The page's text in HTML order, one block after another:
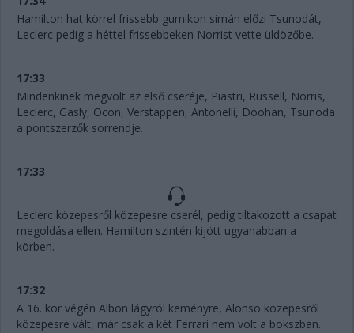
Hamilton hat körrel frissebb gumikon simán előzi Tsunodát,
Leclerc pedig a héttel frissebbeken Norrist vette üldözőbe.
17:33
Mindenkinek megvolt az első cseréje, Piastri, Russell, Norris,
Leclerc, Gasly, Ocon, Verstappen, Antonelli, Doohan, Tsunoda
a pontszerzők sorrendje.
17:33
Leclerc közepesről közepesre cserél, pedig tiltakozott a csapat
megoldása ellen. Hamilton szintén kijött ugyanabban a
körben.
17:32
A 16. kör végén Albon lágyról keményre, Alonso közepesről
közepesre vált, már csak a két Ferrari nem volt a bokszban.